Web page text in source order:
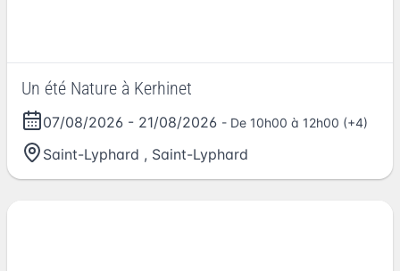
Un été Nature à Kerhinet
07/08/2026 - 21/08/2026 - De 10h00 à 12h00 (+4)
Saint-Lyphard , Saint-Lyphard